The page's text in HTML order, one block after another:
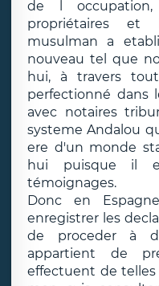
de l
propriétaires et
musulman a
nouveau tel que
hui, à travers
perfectionné dans
avec notaires
systeme Andalou
ere d'un monde
hui puisque il
témoignages.
Donc en
enregistrer les
de proceder à
appartient de
effectuent de telles